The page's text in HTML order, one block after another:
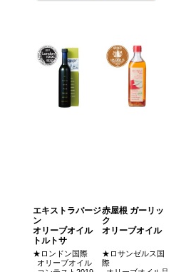
エキストラバージ
ン
オリーブオイル
トルトサ
赤屋根 ガーリッ
ク
オリーブオイル
★ロンドン国際
オリーブオイル
★ロサンゼルス国
際